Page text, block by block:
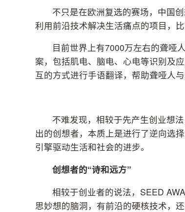
不只是在欧洲复选的赛场，中国
利用前沿技术解决生活痛点的项目，
目前世界上有7000万左右的聋哑
案，包括肌电、脑电、心电等识别及
互的方式进行手语翻译，帮助聋哑人与
不难发现，相较于先产生创业想
出的创想者，本质上是进行了逆向选
引擎驱动生活和社会的进步。
创想者的“诗和远方”
相较于创业者的说法，SEED
思妙想的脑洞，有前沿的硬核技术，还